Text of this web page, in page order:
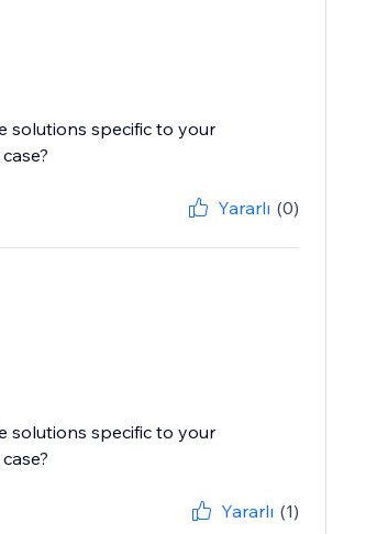
solutions specific to your
Yararlı (0)
solutions specific to your
Yararlı (1)